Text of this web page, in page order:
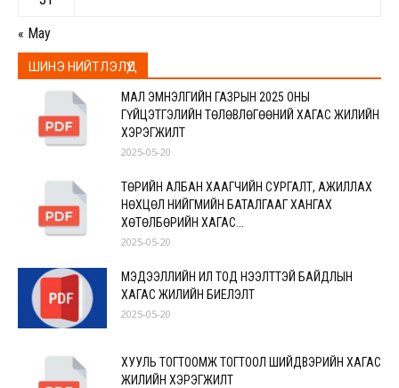
« May
ШИНЭ НИЙТЛЭЛҮҮД
МАЛ ЭМНЭЛГИЙН ГАЗРЫН 2025 ОНЫ
ГҮЙЦЭТГЭЛИЙН ТӨЛӨВЛӨГӨӨНИЙ ХАГАС ЖИЛИЙН
ХЭРЭГЖИЛТ
2025-05-20
ТӨРИЙН АЛБАН ХААГЧИЙН СУРГАЛТ, АЖИЛЛАХ
НӨХЦӨЛ НИЙГМИЙН БАТАЛГААГ ХАНГАХ
ХӨТӨЛБӨРИЙН ХАГАС...
2025-05-20
МЭДЭЭЛЛИЙН ИЛ ТОД НЭЭЛТТЭЙ БАЙДЛЫН
ХАГАС ЖИЛИЙН БИЕЛЭЛТ
2025-05-20
ХУУЛЬ ТОГТООМЖ ТОГТООЛ ШИЙДВЭРИЙН ХАГАС
ЖИЛИЙН ХЭРЭГЖИЛТ